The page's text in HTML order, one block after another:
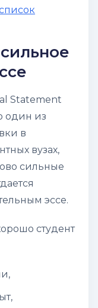
Statement
один из
в
вузах,
сильные
эссе.
студент